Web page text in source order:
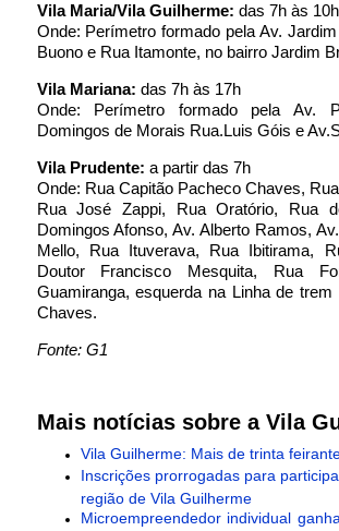
Vila Maria/Vila Guilherme: das 7h às 10h
Onde: Perímetro formado pela Av.
Buono e Rua Itamonte, no bairro Jardim
Vila Mariana: das 7h às 17h
Onde: Perímetro formado pela Av.
Domingos de Morais Rua.Luis Góis e
Vila Prudente: a partir das 7h
Onde: Rua Capitão Pacheco Chaves,
Rua José Zappi, Rua Oratório, Rua
Domingos Afonso, Av. Alberto Ramos,
Mello, Rua Ituverava, Rua Ibitirama,
Doutor Francisco Mesquita, Rua
Guamiranga, esquerda na Linha de
Chaves.
Fonte: G1
Mais notícias sobre a Vila
Vila Guilherme: Mais de trinta
Inscrições prorrogadas para
região de Vila Guilherme
Microempreendedor individual